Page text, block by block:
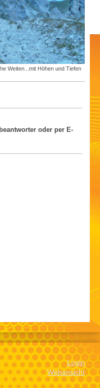
Weiten...mit Höhen und Tiefen
antworter oder per E-
Login
Webansicht